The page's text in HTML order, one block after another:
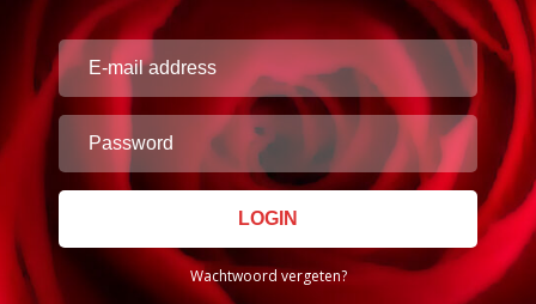
Wachtwoord vergeten?